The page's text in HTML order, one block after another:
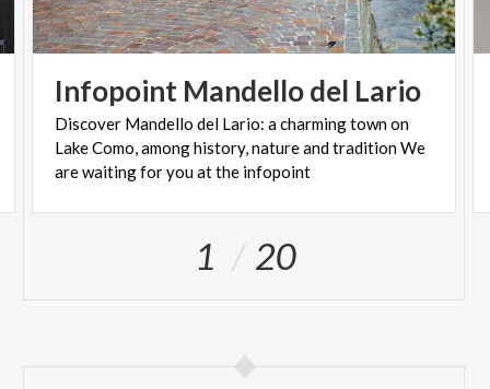
Infopoint Mandellodel Lario
Discover Mandello del Lario: a charming town on
Lake Como, among history, nature and tradition We
are waiting for you at the infopoint
1 20